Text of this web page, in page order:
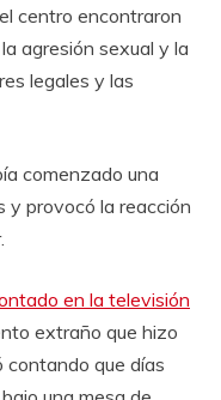
centro encontraron
agresión sexual y la
legales y las
comenzado una
y provocó la reacción
en la televisión
extraño que hizo
contando que días